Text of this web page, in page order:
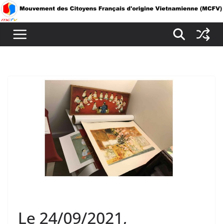
Passer
au
contenu
Le 24/09/2021,